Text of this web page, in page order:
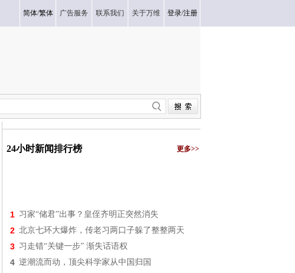
简体/繁体 广告服务 联系我们 关于万维 登录/注册
24小时新闻排行榜 更多>>
1 习家“储君”出事？皇侄齐明正突然消失
2 北京七环大爆炸，传老习两口子躲了整整两天
3 习走错“关键一步” 渐失话语权
4 逆潮流而动，顶尖科学家从中国归国